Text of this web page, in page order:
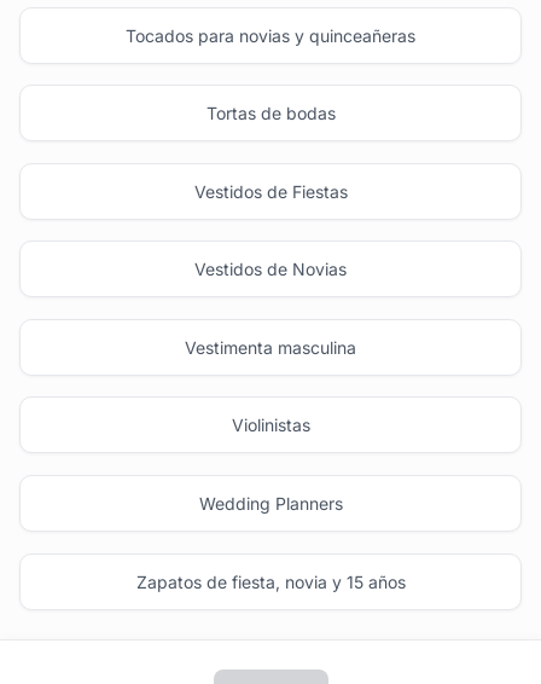
Tocados para novias y quinceañeras
Tortas de bodas
Vestidos de Fiestas
Vestidos de Novias
Vestimenta masculina
Violinistas
Wedding Planners
Zapatos de fiesta, novia y 15 años